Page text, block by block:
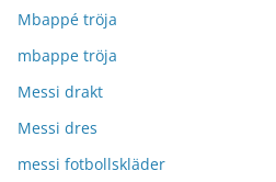
Mbappé tröja
mbappe tröja
Messi drakt
Messi dres
messi fotbollskläder